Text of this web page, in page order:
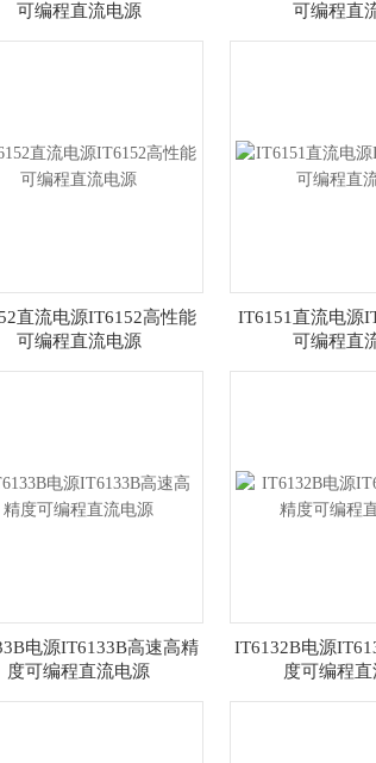
可编程直流电源
可编程直
直流电源IT6152高性能
可编程直流电源
IT6151直流电源
可编程直
电源IT6133B高速高精
度可编程直流电源
IT6132B电源
度可编程